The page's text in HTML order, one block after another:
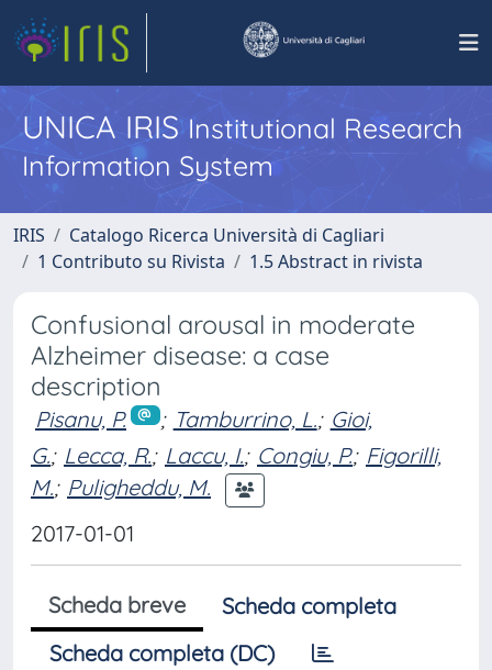
UNICA IRISInstitutional Research
Information System
IRIS
Catalogo Ricerca Università di Cagliari
1 Contributo su Rivista
1.5 Abstract in rivista
Confusional arousal in moderate
Alzheimer disease: a case
description
Pisanu, P. ; Tamburrino, L.; Gioi,
G.; Lecca, R.; Laccu, I.; Congiu, P.; Figorilli,
M.; Puligheddu, M.
2017-01-01
Scheda breve
Scheda completa
Scheda completa (DC)